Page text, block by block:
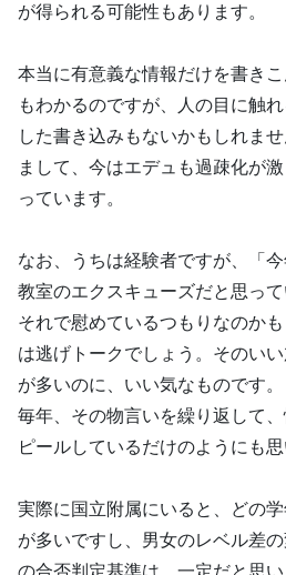
が得られる可能性もあります。
本当に有意義な情報だけを書き
もわかるのですが、人の目に触
した書き込みもないかもしれませ
まして、今はエデュも過疎化が
っています。
なお、うちは経験者ですが、「
教室のエクスキューズだと思って
それで慰めているつもりなのか
は逃げトークでしょう。そのい
が多いのに、いい気なものです。
毎年、その物言いを繰り返して
ピールしているだけのようにも思
実際に国立附属にいると、どの
が多いですし、男女のレベル差
の合否判定基準は、一定だと思い